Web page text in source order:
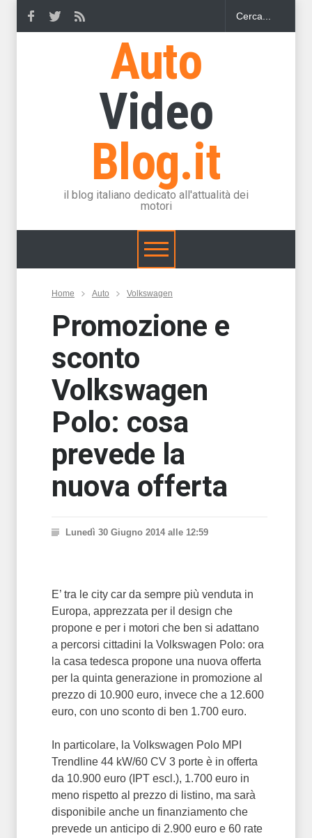
Auto
Video
Blog.it
il blog italiano dedicato all'attualità dei
motori
Home Auto Volkswagen
Promozione e
sconto
Volkswagen
Polo: cosa
prevede la
nuova offerta
Lunedì 30 Giugno 2014 alle 12:59
E’ tra le city car da sempre più venduta in
Europa, apprezzata per il design che
propone e per i motori che ben si adattano
a percorsi cittadini la Volkswagen Polo: ora
la casa tedesca propone una nuova offerta
per la quinta generazione in promozione al
prezzo di 10.900 euro, invece che a 12.600
euro, con uno sconto di ben 1.700 euro.
In particolare, la Volkswagen Polo MPI
Trendline 44 kW/60 CV 3 porte è in offerta
da 10.900 euro (IPT escl.), 1.700 euro in
meno rispetto al prezzo di listino, ma sarà
disponibile anche un finanziamento che
prevede un anticipo di 2.900 euro e 60 rate